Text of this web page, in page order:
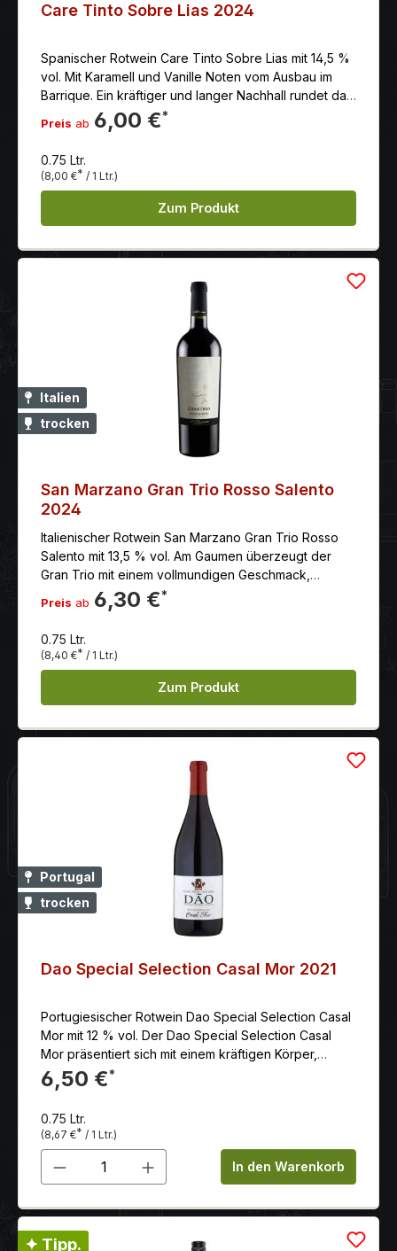
Care Tinto Sobre Lias 2024
Spanischer Rotwein Care Tinto Sobre Lias mit 14,5 %
vol. Mit Karamell und Vanille Noten vom Ausbau im
Barrique. Ein kräftiger und langer Nachhall rundet das
Ganze perfekt ab.
Preis ab 6,00 €*
0.75 Ltr.
(8,00 €* / 1 Ltr.)
Zum Produkt
Italien
trocken
San Marzano Gran Trio Rosso Salento
2024
Italienischer Rotwein San Marzano Gran Trio Rosso
Salento mit 13,5 % vol. Am Gaumen überzeugt der
Gran Trio mit einem vollmundigen Geschmack,
weichen Tanninen und einem langen und
angenehmen Nachhall.
Preis ab 6,30 €*
0.75 Ltr.
(8,40 €* / 1 Ltr.)
Zum Produkt
Portugal
trocken
Dao Special Selection Casal Mor 2021
Portugiesischer Rotwein Dao Special Selection Casal
Mor mit 12 % vol. Der Dao Special Selection Casal
Mor präsentiert sich mit einem kräftigen Körper,
weichen Tanninen, ist balanciert und hat einen guten
Abgang. Das Weingut Caves Primavera liegt ca. 70
Weinanbaugebiet Bairrada. Die beiden Besitzer sind
Brüder, die vor 60 Jahren ganz klein angefangen
haben und den Betrieb mit Weitsicht in einen
modernen Vorzeigebetrieb der Region
den beiden bekanntesten geschützten
Herkunftsgebieten Beiras: DOC Dão und DOC
6,50 €*
0.75 Ltr.
(8,67 €* / 1 Ltr.)
Produkt Anzahl: Gib denIn den Warenkorb
✦ Tipp.